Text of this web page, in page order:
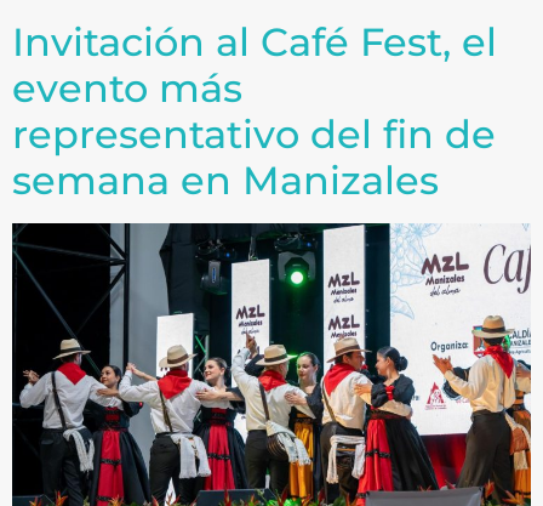
Invitación al Café Fest, el
evento más
representativo del fin de
semana en Manizales